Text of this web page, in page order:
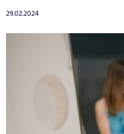
29.02.2024